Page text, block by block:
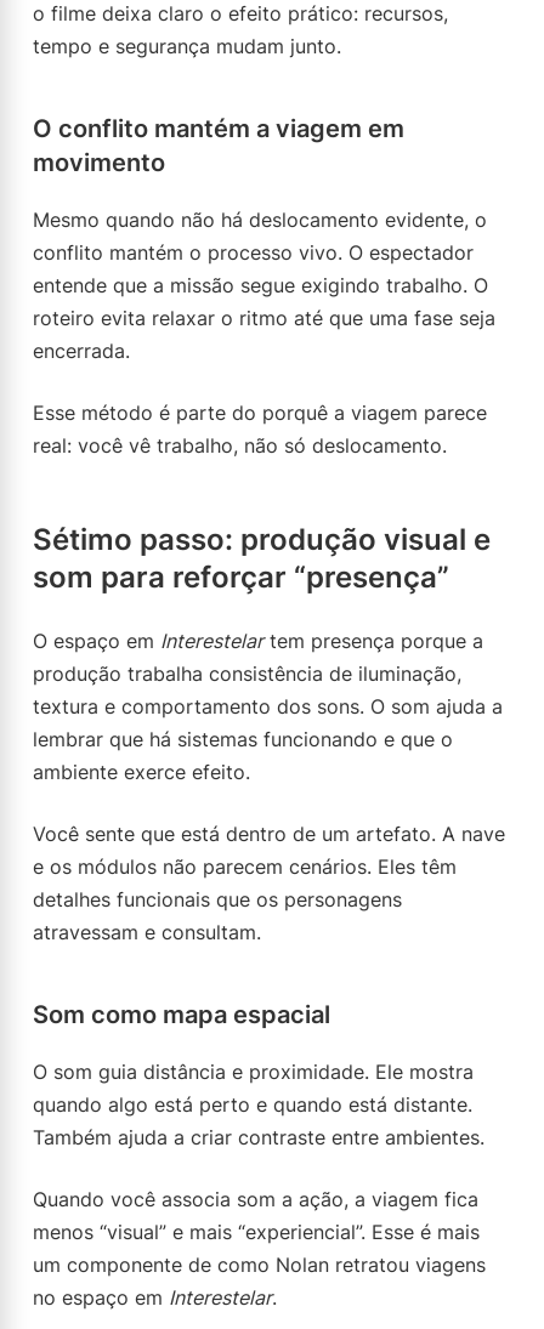
o filme deixa claro o efeito prático: recursos,
tempo e segurança mudam junto.
O conflito mantém a viagem em
movimento
Mesmo quando não há deslocamento evidente, o
conflito mantém o processo vivo. O espectador
entende que a missão segue exigindo trabalho. O
roteiro evita relaxar o ritmo até que uma fase seja
encerrada.
Esse método é parte do porquê a viagem parece
real: você vê trabalho, não só deslocamento.
Sétimo passo: produção visual e
som para reforçar “presença”
O espaço em Interestelartem presença porque a
produção trabalha consistência de iluminação,
textura e comportamento dos sons. O som ajuda a
lembrar que há sistemas funcionando e que o
ambiente exerce efeito.
Você sente que está dentro de um artefato. A nave
e os módulos não parecem cenários. Eles têm
detalhes funcionais que os personagens
atravessam e consultam.
Som como mapa espacial
O som guia distância e proximidade. Ele mostra
quando algo está perto e quando está distante.
Também ajuda a criar contraste entre ambientes.
Quando você associa som a ação, a viagem fica
menos “visual” e mais “experiencial”. Esse é mais
um componente de como Nolan retratou viagens
no espaço em Interestelar.